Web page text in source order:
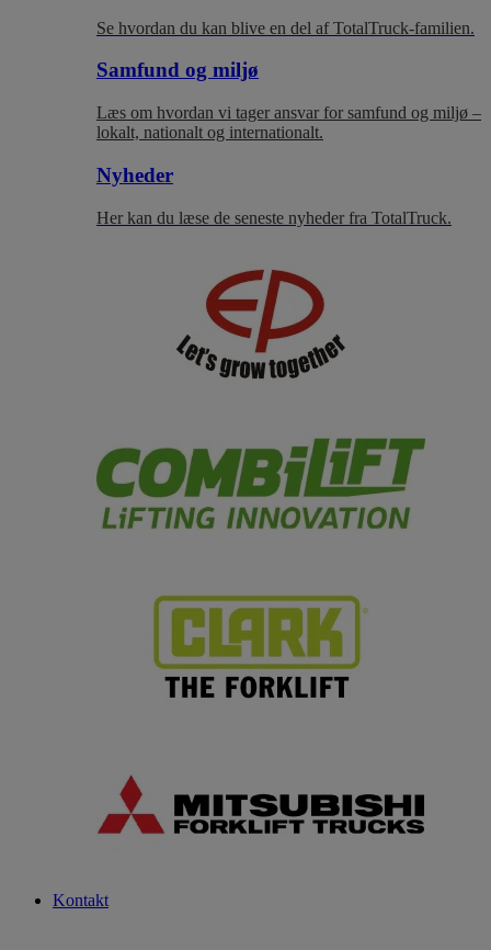
Se hvordan du kan blive en del af TotalTruck-familien.
Samfund og miljø
Læs om hvordan vi tager ansvar for samfund og miljø –
lokalt, nationalt og internationalt.
Nyheder
Her kan du læse de seneste nyheder fra TotalTruck.
Kontakt